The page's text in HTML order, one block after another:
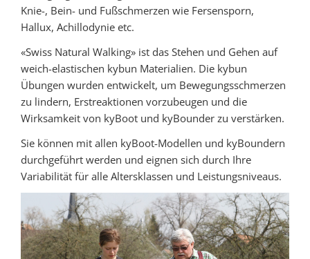
Knie-, Bein- und Fußschmerzen wie Fersensporn,
Hallux, Achillodynie etc.
«Swiss Natural Walking» ist das Stehen und Gehen auf
weich-elastischen kybun Materialien. Die kybun
Übungen wurden entwickelt, um Bewegungsschmerzen
zu lindern, Erstreaktionen vorzubeugen und die
Wirksamkeit von kyBoot und kyBounder zu verstärken.
Sie können mit allen kyBoot-Modellen und kyBoundern
durchgeführt werden und eignen sich durch Ihre
Variabilität für alle Altersklassen und Leistungsniveaus.